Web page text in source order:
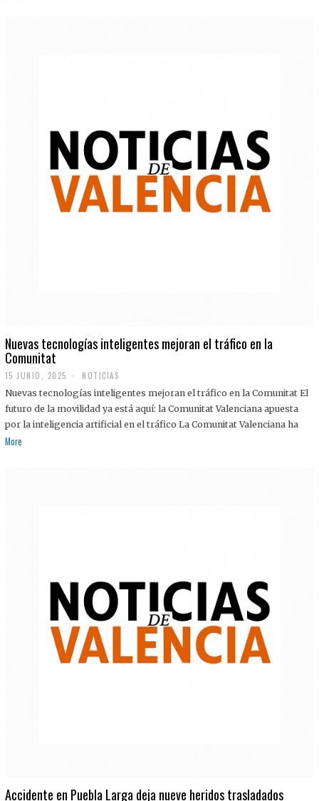
Nuevas tecnologías inteligentes mejoran el tráfico en la
Comunitat
15 JUNIO, 2025 NOTICIAS
Nuevas tecnologías inteligentes mejoran el tráfico en la Comunitat El
futuro de la movilidad ya está aquí: la Comunitat Valenciana apuesta
por la inteligencia artificial en el tráfico La Comunitat Valenciana ha
More
Accidente en Puebla Larga deja nueve heridos trasladados